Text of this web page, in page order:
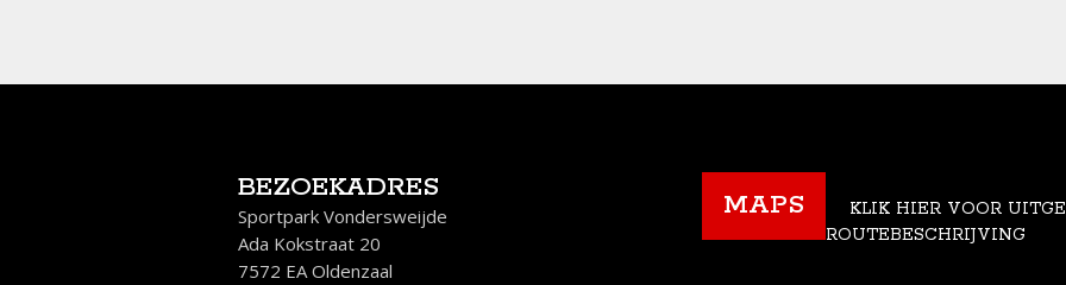
BEZOEKADRES
Sportpark Vondersweijde
Ada Kokstraat 20
7572 EA Oldenzaal
MAPS
KLIK HIER VOOR
ROUTEBESCHRIJVING